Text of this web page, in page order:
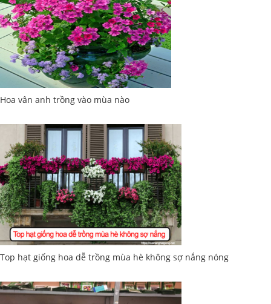
Hoa vân anh trồng vào mùa nào
Top hạt giống hoa dễ trồng mùa hè không sợ nắng nóng